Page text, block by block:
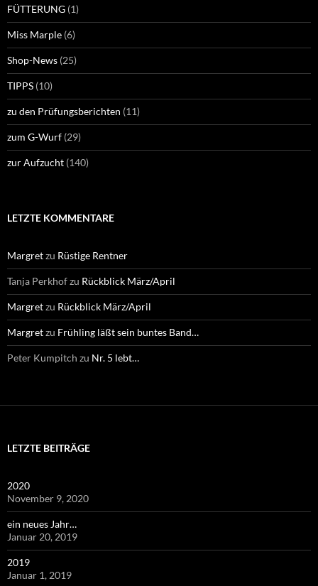
FÜTTERUNG (1)
Miss Marple (6)
Shop-News (25)
TIPPS (10)
zu den Prüfungsberichten (11)
zum G-Wurf (29)
zur Aufzucht (140)
LETZTE KOMMENTARE
Margretzu Rüstige Rentner
Tanja Perkhofzu Rückblick März/April
Margretzu Rückblick März/April
Margretzu Frühling läßt sein buntes Band…
Peter Kumpitch zu Nr. 5 lebt…
LETZTE BEITRÄGE
2020
November 9, 2020
ein neues Jahr…
Januar 20, 2019
2019
Januar 1, 2019